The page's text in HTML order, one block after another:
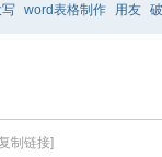
word表格制作 用友
制链接]